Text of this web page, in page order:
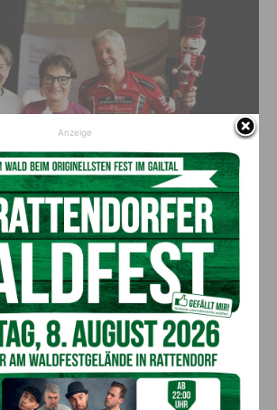
Fischer Heinz Paar übergab Beate Prettner und
Peter Kaiser ein Weihnachtsgeschenk.
@LPD Kärnten
Anzeige